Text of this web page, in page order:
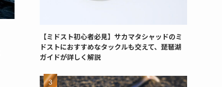
【ミドスト初心者必見】サカマタシャッドのミ
ドストにおすすめなタックルも交えて、琵琶湖
ガイドが詳しく解説